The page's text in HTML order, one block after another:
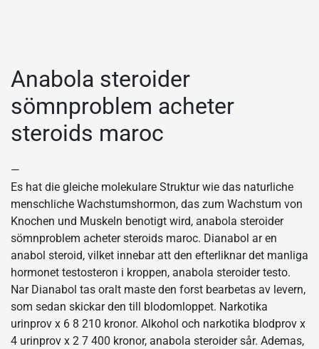
Anabola steroider
sömnproblem acheter
steroids maroc
—
Es hat die gleiche molekulare Struktur wie das naturliche
menschliche Wachstumshormon, das zum Wachstum von
Knochen und Muskeln benotigt wird, anabola steroider
sömnproblem acheter steroids maroc. Dianabol ar en
anabol steroid, vilket innebar att den efterliknar det manliga
hormonet testosteron i kroppen, anabola steroider testo.
Nar Dianabol tas oralt maste den forst bearbetas av levern,
som sedan skickar den till blodomloppet. Narkotika
urinprov x 6 8 210 kronor. Alkohol och narkotika blodprov x
4 urinprov x 2 7 400 kronor, anabola steroider sår. Ademas,